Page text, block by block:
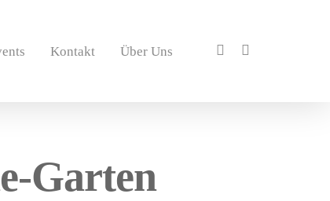
Kontakt Über Uns
Garten